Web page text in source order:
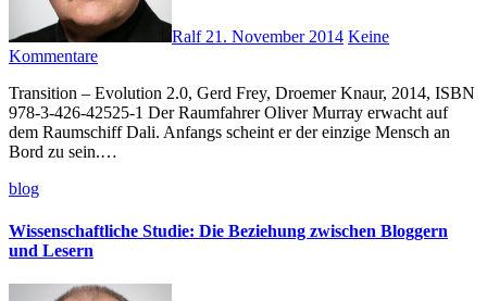
Ralf 21. November 2014 Keine
Kommentare
Transition – Evolution 2.0, Gerd Frey, Droemer Knaur, 2014, ISBN
978-3-426-42525-1 Der Raumfahrer Oliver Murray erwacht auf
dem Raumschiff Dali. Anfangs scheint er der einzige Mensch an
Bord zu sein.…
blog
Wissenschaftliche Studie: Die Beziehung zwischen Bloggern
und Lesern